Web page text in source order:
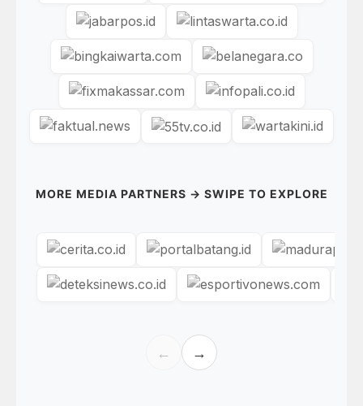
MORE MEDIA PARTNERS → SWIPE TO EXPLORE
← →